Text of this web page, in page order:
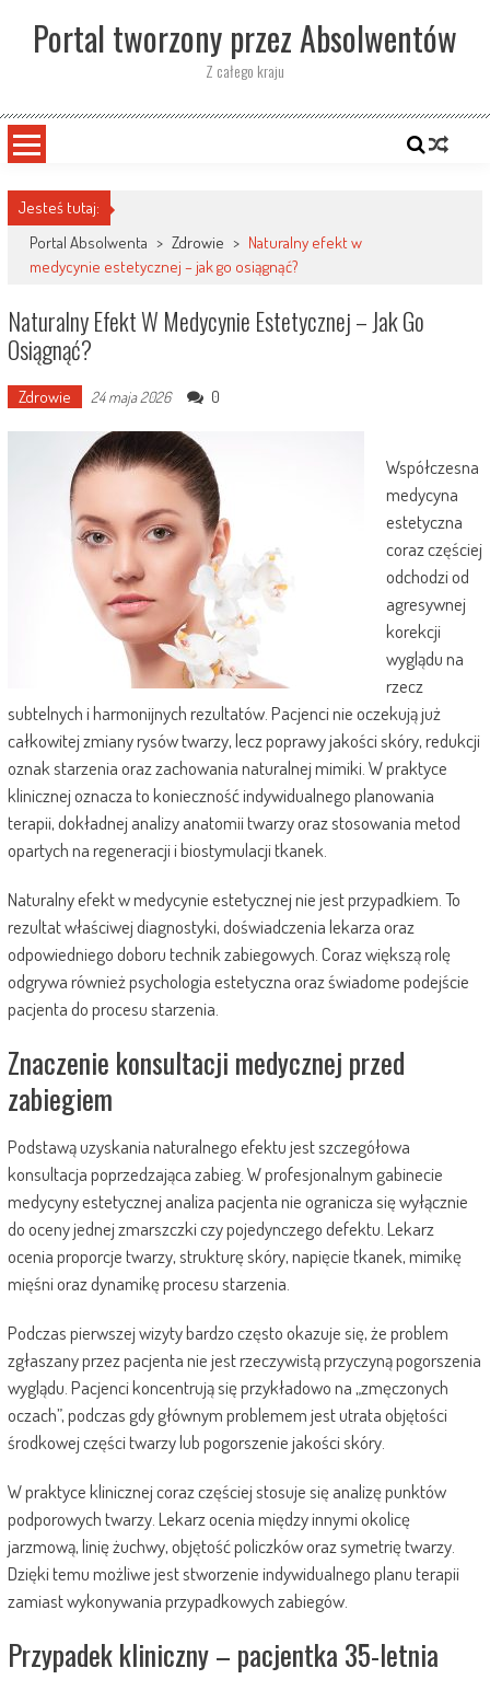
contentPortal tworzony przez Absolwentów
Z całego kraju
Jesteś tutaj:
Portal Absolwenta > Zdrowie > Naturalny efekt w
medycynie estetycznej – jak go osiągnąć?
Naturalny Efekt W Medycynie Estetycznej – Jak Go
Osiągnąć?
Zdrowie 24 maja 2026 0
Współczesna
medycyna
estetyczna
coraz częściej
odchodzi od
agresywnej
korekcji
wyglądu na
rzecz
subtelnych i harmonijnych rezultatów. Pacjenci nie oczekują już
całkowitej zmiany rysów twarzy, lecz poprawy jakości skóry, redukcji
oznak starzenia oraz zachowania naturalnej mimiki. W praktyce
klinicznej oznacza to konieczność indywidualnego planowania
terapii, dokładnej analizy anatomii twarzy oraz stosowania metod
opartych na regeneracji i biostymulacji tkanek.
Naturalny efekt w medycynie estetycznej nie jest przypadkiem. To
rezultat właściwej diagnostyki, doświadczenia lekarza oraz
odpowiedniego doboru technik zabiegowych. Coraz większą rolę
odgrywa również psychologia estetyczna oraz świadome podejście
pacjenta do procesu starzenia.
Znaczenie konsultacji medycznej przed
zabiegiem
Podstawą uzyskania naturalnego efektu jest szczegółowa
konsultacja poprzedzająca zabieg. W profesjonalnym gabinecie
medycyny estetycznej analiza pacjenta nie ogranicza się wyłącznie
do oceny jednej zmarszczki czy pojedynczego defektu. Lekarz
ocenia proporcje twarzy, strukturę skóry, napięcie tkanek, mimikę
mięśni oraz dynamikę procesu starzenia.
Podczas pierwszej wizyty bardzo często okazuje się, że problem
zgłaszany przez pacjenta nie jest rzeczywistą przyczyną pogorszenia
wyglądu. Pacjenci koncentrują się przykładowo na „zmęczonych
oczach”, podczas gdy głównym problemem jest utrata objętości
środkowej części twarzy lub pogorszenie jakości skóry.
W praktyce klinicznej coraz częściej stosuje się analizę punktów
podporowych twarzy. Lekarz ocenia między innymi okolicę
jarzmową, linię żuchwy, objętość policzków oraz symetrię twarzy.
Dzięki temu możliwe jest stworzenie indywidualnego planu terapii
zamiast wykonywania przypadkowych zabiegów.
Przypadek kliniczny – pacjentka 35-letnia